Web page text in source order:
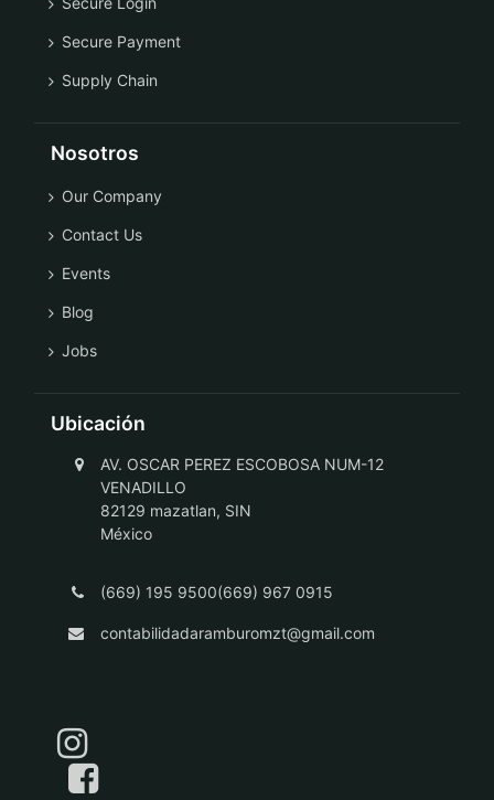
Secure Payment
Supply Chain
Nosotros
Our Company
Contact Us
Events
Blog
Jobs
Ubicación
AV. OSCAR PEREZ ESCOBOSA NUM-12
VENADILLO
82129 mazatlan, SIN
México
(669) 195 9500(669) 967 0915
contabilidadaramburomzt@gmail.com